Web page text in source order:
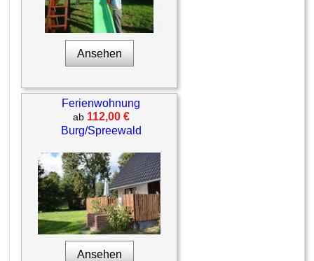
Ansehen
Ferienwohnung
ab 112,00 €
Burg/Spreewald
Ansehen